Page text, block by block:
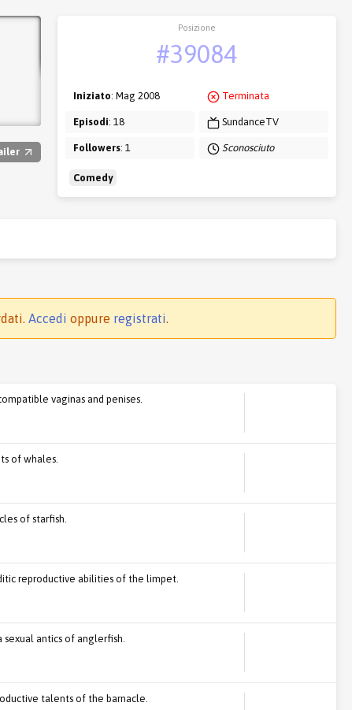
Posizione
#39084
Iniziato: Mag 2008
Episodi: 18
Followers: 1
Terminata
SundanceTV
Sconosciuto
Comedy
Accedi oppure registrati.
vaginas and penises.
of whales.
of starfish.
reproductive abilities of the limpet.
sexual antics of anglerfish.
talents of the barnacle.